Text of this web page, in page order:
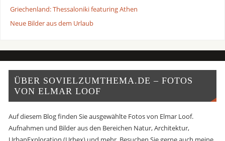
Griechenland: Thessaloniki featuring Athen
Neue Bilder aus dem Urlaub
ÜBER SOVIELZUMTHEMA.DE – FOTOS
VON ELMAR LOOF
Auf diesem Blog finden Sie ausgewählte Fotos von Elmar Loof.
Aufnahmen und Bilder aus den Bereichen Natur, Architektur,